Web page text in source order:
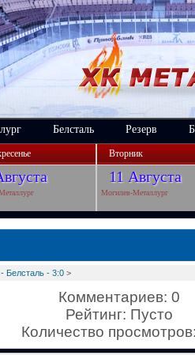
Белсталь Резерв
Вторник
11 Августа
Могилев-Металлург
Белсталь - 3:0 >
Комментариев: 0
Рейтинг: Пусто
Количество